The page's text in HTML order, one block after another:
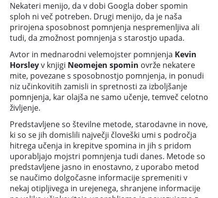
Nekateri menijo, da v dobi Googla dober spomin
sploh ni več potreben. Drugi menijo, da je naša
prirojena sposobnost pomnjenja nespremenljiva ali
tudi, da zmožnost pomnjenja s starostjo upada.
Avtor in mednarodni velemojster pomnjenja Kevin
Horsleyv knjigi Neomejen spomin ovrže nekatere
mite, povezane s sposobnostjo pomnjenja, in ponudi
niz učinkovitih zamisli in spretnosti za izboljšanje
pomnjenja, kar olajša ne samo učenje, temveč celotno
življenje.
Predstavljene so številne metode, starodavne in nove,
ki so se jih domislili največji človeški umi s področja
hitrega učenja in krepitve spomina in jih s pridom
uporabljajo mojstri pomnjenja tudi danes. Metode so
predstavljene jasno in enostavno, z uporabo metod
se naučimo dolgočasne informacije spremeniti v
nekaj otipljivega in urejenega, shranjene informacije